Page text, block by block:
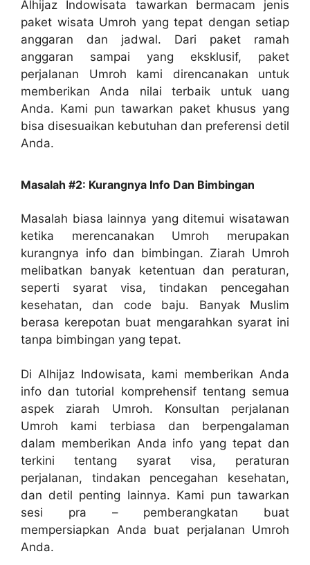
Alhijaz Indowisata tawarkan bermacam jenis
paket wisata Umroh yang tepat dengan setiap
anggaran dan jadwal. Dari paket ramah
anggaran sampai yang eksklusif, paket
perjalanan Umroh kami direncanakan untuk
memberikan Anda nilai terbaik untuk uang
Anda. Kami pun tawarkan paket khusus yang
bisa disesuaikan kebutuhan dan preferensi detil
Anda.
Masalah #2: Kurangnya Info Dan Bimbingan
Masalah biasa lainnya yang ditemui wisatawan
ketika merencanakan Umroh merupakan
kurangnya info dan bimbingan. Ziarah Umroh
melibatkan banyak ketentuan dan peraturan,
seperti syarat visa, tindakan pencegahan
kesehatan, dan code baju. Banyak Muslim
berasa kerepotan buat mengarahkan syarat ini
tanpa bimbingan yang tepat.
Di Alhijaz Indowisata, kami memberikan Anda
info dan tutorial komprehensif tentang semua
aspek ziarah Umroh. Konsultan perjalanan
Umroh kami terbiasa dan berpengalaman
dalam memberikan Anda info yang tepat dan
terkini tentang syarat visa, peraturan
perjalanan, tindakan pencegahan kesehatan,
dan detil penting lainnya. Kami pun tawarkan
sesi pra – pemberangkatan buat
mempersiapkan Anda buat perjalanan Umroh
Anda.